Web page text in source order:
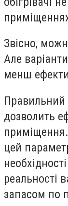
Звісно,
Але
менш
Правильний
дозволить
цей
реальності
запасом по